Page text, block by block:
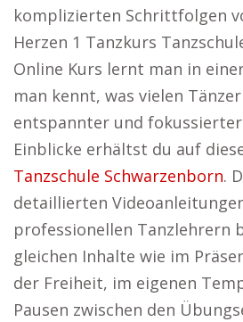
komplizierten Schrittfolgen
Herzen 1 Tanzkurs
Online Kurs lernt man in
man kennt, was vielen
entspannter und
Einblicke erhältst du auf
Tanzschule Schwarzenborn.
detaillierten
professionellen Tanzlehrern
gleichen Inhalte wie im
der Freiheit, im eigenen
Pausen zwischen den